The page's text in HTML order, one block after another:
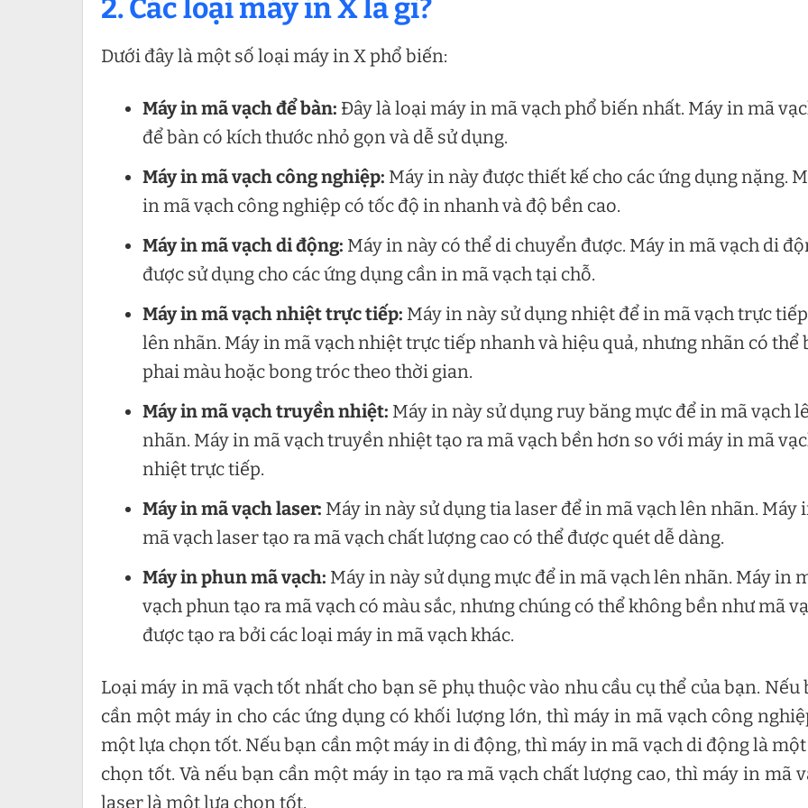
2. Các loại máy in X là gì?
Dưới đây là một số loại máy in X phổ biến:
Máy in mã vạch để bàn: Đây là loại máy in mã vạch phổ biến nhất. Máy in mã
để bàn có kích thước nhỏ gọn và dễ sử dụng.
Máy in mã vạch công nghiệp: Máy in này được thiết kế cho các ứng dụng nặng.
in mã vạch công nghiệp có tốc độ in nhanh và độ bền cao.
Máy in mã vạch di động: Máy in này có thể di chuyển được. Máy in mã vạch di
được sử dụng cho các ứng dụng cần in mã vạch tại chỗ.
Máy in mã vạch nhiệt trực tiếp: Máy in này sử dụng nhiệt để in mã vạch trực tiếp
lên nhãn. Máy in mã vạch nhiệt trực tiếp nhanh và hiệu quả, nhưng nhãn có thể
phai màu hoặc bong tróc theo thời gian.
Máy in mã vạch truyền nhiệt: Máy in này sử dụng ruy băng mực để in mã vạch
nhãn. Máy in mã vạch truyền nhiệt tạo ra mã vạch bền hơn so với máy in mã
nhiệt trực tiếp.
Máy in mã vạch laser: Máy in này sử dụng tia laser để in mã vạch lên nhãn. Máy
mã vạch laser tạo ra mã vạch chất lượng cao có thể được quét dễ dàng.
Máy in phun mã vạch: Máy in này sử dụng mực để in mã vạch lên nhãn. Máy in
vạch phun tạo ra mã vạch có màu sắc, nhưng chúng có thể không bền như mã
được tạo ra bởi các loại máy in mã vạch khác.
Loại máy in mã vạch tốt nhất cho bạn sẽ phụ thuộc vào nhu cầu cụ thể của bạn. Nếu
cần một máy in cho các ứng dụng có khối lượng lớn, thì máy in mã vạch công
một lựa chọn tốt. Nếu bạn cần một máy in di động, thì máy in mã vạch di động là
chọn tốt. Và nếu bạn cần một máy in tạo ra mã vạch chất lượng cao, thì máy in mã
laser là một lựa chọn tốt.